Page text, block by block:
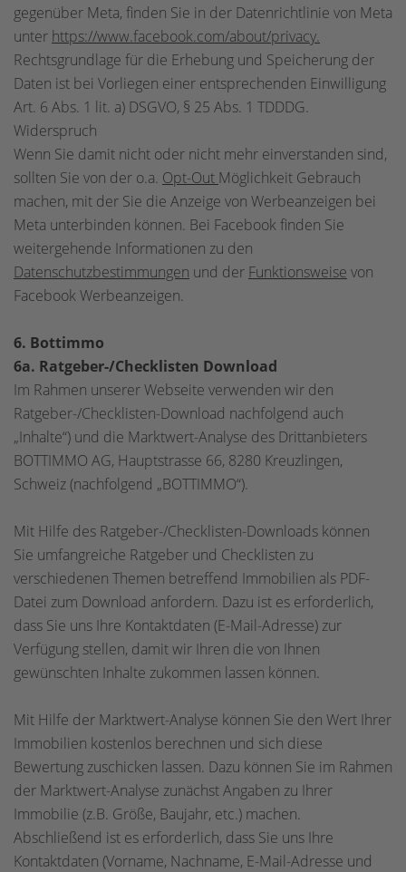
gegenüber Meta, finden Sie in der Datenrichtlinie von Meta
unter https://www.facebook.com/about/privacy.
Rechtsgrundlage für die Erhebung und Speicherung der
Daten ist bei Vorliegen einer entsprechenden Einwilligung
Art. 6 Abs. 1 lit. a) DSGVO, § 25 Abs. 1 TDDDG.
Widerspruch
Wenn Sie damit nicht oder nicht mehr einverstanden sind,
sollten Sie von der o.a. Opt-Out Möglichkeit Gebrauch
machen, mit der Sie die Anzeige von Werbeanzeigen bei
Meta unterbinden können. Bei Facebook finden Sie
weitergehende Informationen zu den
Datenschutzbestimmungen und der Funktionsweise von
Facebook Werbeanzeigen.
6. Bottimmo
6a. Ratgeber-/Checklisten Download
Im Rahmen unserer Webseite verwenden wir den
Ratgeber-/Checklisten-Download nachfolgend auch
„Inhalte“) und die Marktwert-Analyse des Drittanbieters
BOTTIMMO AG, Hauptstrasse 66, 8280 Kreuzlingen,
Schweiz (nachfolgend „BOTTIMMO“).
Mit Hilfe des Ratgeber-/Checklisten-Downloads können
Sie umfangreiche Ratgeber und Checklisten zu
verschiedenen Themen betreffend Immobilien als PDF-
Datei zum Download anfordern. Dazu ist es erforderlich,
dass Sie uns Ihre Kontaktdaten (E-Mail-Adresse) zur
Verfügung stellen, damit wir Ihren die von Ihnen
gewünschten Inhalte zukommen lassen können.
Mit Hilfe der Marktwert-Analyse können Sie den Wert Ihrer
Immobilien kostenlos berechnen und sich diese
Bewertung zuschicken lassen. Dazu können Sie im Rahmen
der Marktwert-Analyse zunächst Angaben zu Ihrer
Immobilie (z.B. Größe, Baujahr, etc.) machen.
Abschließend ist es erforderlich, dass Sie uns Ihre
Kontaktdaten (Vorname, Nachname, E-Mail-Adresse und